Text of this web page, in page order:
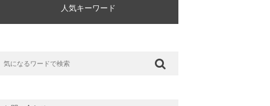
人気キーワード